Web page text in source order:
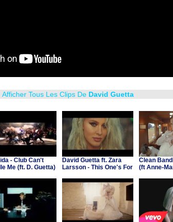
Tous Les Clips De David Guetta
- Club Can't
Me (ft. D. Guetta)
David Guetta ft. Zara
Larsson - This One's For
Song)
Clean
(ft Anne-